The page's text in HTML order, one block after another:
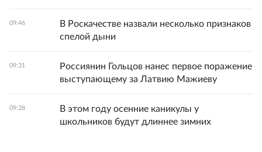
09:46
В Роскачестве назвали несколько признаков
спелой дыни
09:31
Россиянин Гольцов нанес первое поражение
выступающему за Латвию Мажиеву
09:28
В этом году осенние каникулы у
школьников будут длиннее зимних